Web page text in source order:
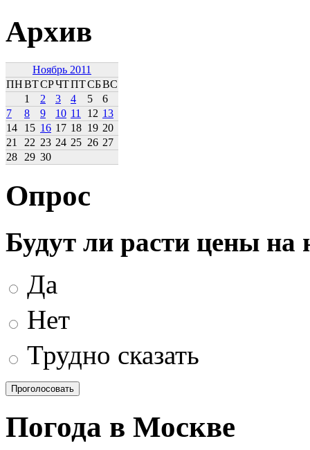
Архив
Ноябрь 2011
ПНВТСРЧТПТСБВС
1
2 3 4 5
6
7
8 9 10 11 12 13
14
15 16 17 18 19 20
21
22 23 24 25 26 27
28
29 30
Опрос
Будут ли расти цены
Да
Нет
Трудно сказать
Погода в Москве